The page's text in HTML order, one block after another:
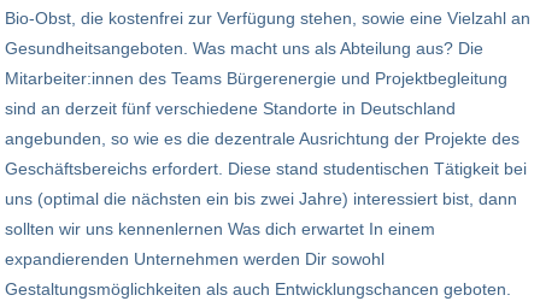
Bio-Obst, die kostenfrei zur Verfügung stehen, sowie eine Vielzahl an
Gesundheitsangeboten. Was macht uns als Abteilung aus? Die
Mitarbeiter:innen des Teams Bürgerenergie und Projektbegleitung
sind an derzeit fünf verschiedene Standorte in Deutschland
angebunden, so wie es die dezentrale Ausrichtung der Projekte des
Geschäftsbereichs erfordert. Diese stand studentischen Tätigkeit bei
uns (optimal die nächsten ein bis zwei Jahre) interessiert bist, dann
sollten wir uns kennenlernen Was dich erwartet In einem
expandierenden Unternehmen werden Dir sowohl
Gestaltungsmöglichkeiten als auch Entwicklungschancen geboten.